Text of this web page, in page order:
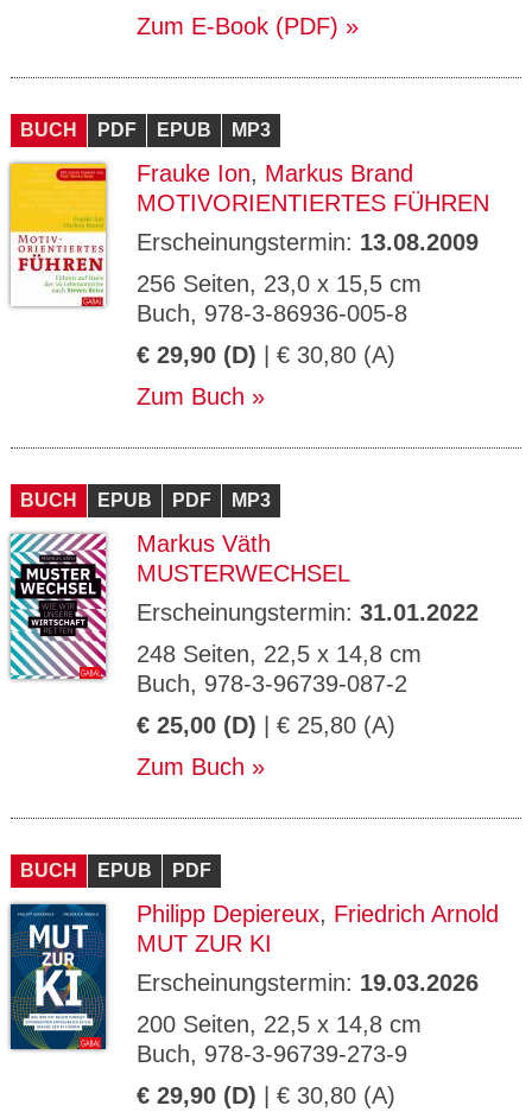
Zum E-Book (PDF)
BUCH PDF EPUB MP3
Frauke Ion, Markus Brand
MOTIVORIENTIERTES FÜHREN
Erscheinungstermin: 13.08.2009
256 Seiten, 23,0 x 15,5 cm
Buch, 978-3-86936-005-8
€ 29,90 (D) | € 30,80 (A)
Zum Buch
BUCH EPUB PDF MP3
Markus Väth
MUSTERWECHSEL
Erscheinungstermin: 31.01.2022
248 Seiten, 22,5 x 14,8 cm
Buch, 978-3-96739-087-2
€ 25,00 (D) | € 25,80 (A)
Zum Buch
BUCH EPUB PDF
Philipp Depiereux, Friedrich Arnold
MUT ZUR KI
Erscheinungstermin: 19.03.2026
200 Seiten, 22,5 x 14,8 cm
Buch, 978-3-96739-273-9
€ 29,90 (D) | € 30,80 (A)